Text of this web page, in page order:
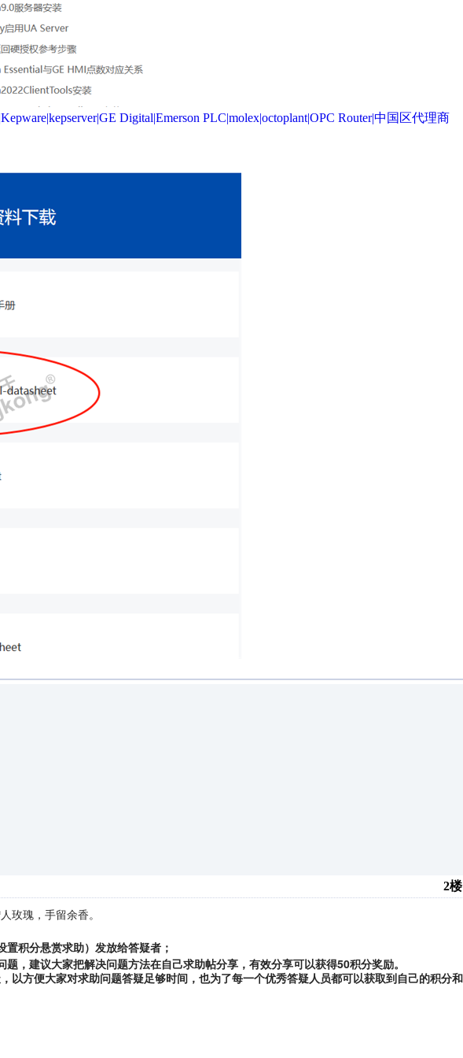
Digital|Emerson PLC|molex|octoplant|OPC Router|中国区代理商
2楼
玫瑰，手留余香。
积分悬赏求助）发放给答疑者；
，建议大家把解决问题方法在自己求助帖分享，有效分享可以获得50积分奖励。
以方便大家对求助问题答疑足够时间，也为了每一个优秀答疑人员都可以获取到自己的积分和